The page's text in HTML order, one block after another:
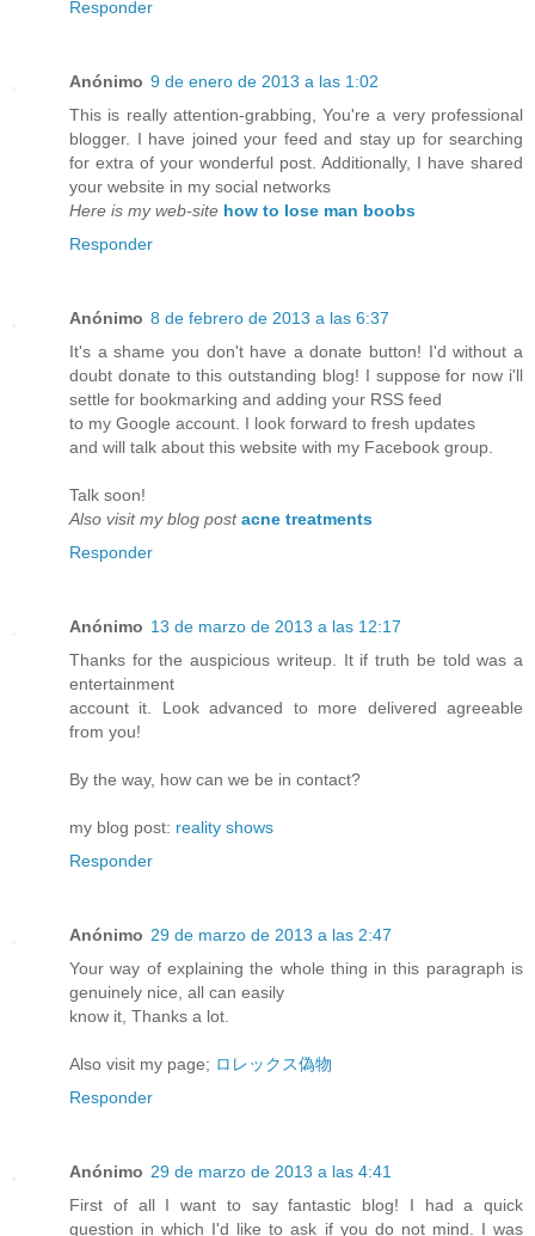
Responder
Anónimo 9 de enero de 2013 a las 1:02
This is really attention-grabbing, You're a very professional
blogger. I have joined your feed and stay up for searching
for extra of your wonderful post. Additionally, I have shared
your website in my social networks
Here is my web-site how to lose man boobs
Responder
Anónimo 8 de febrero de 2013 a las 6:37
It's a shame you don't have a donate button! I'd without a
doubt donate to this outstanding blog! I suppose for now i'll
settle for bookmarking and adding your RSS feed
to my Google account. I look forward to fresh updates
and will talk about this website with my Facebook group.
Talk soon!
Also visit my blog post acne treatments
Responder
Anónimo 13 de marzo de 2013 a las 12:17
Thanks for the auspicious writeup. It if truth be told was a
entertainment
account it. Look advanced to more delivered agreeable
from you!
By the way, how can we be in contact?
my blog post: reality shows
Responder
Anónimo 29 de marzo de 2013 a las 2:47
Your way of explaining the whole thing in this paragraph is
genuinely nice, all can easily
know it, Thanks a lot.
Also visit my page; ロレックス偽物
Responder
Anónimo 29 de marzo de 2013 a las 4:41
First of all I want to say fantastic blog! I had a quick
question in which I'd like to ask if you do not mind. I was